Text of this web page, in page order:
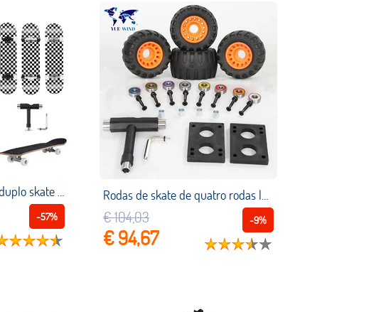
Crianças skate audlts duplo skate rocker 80cm meninos meninas longboard completa adolescentes skate bordo deck
-57%
Rodas de skate de quatro rodas longboard placa de dança estrada whee lbrush rua fora de estrada deriva placa de absorção de choque roda
-9%
€ 104,03
€ 94,67